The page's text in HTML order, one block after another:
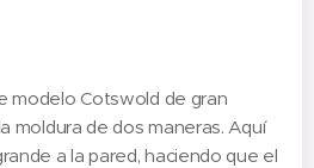
modelo Cotswold de gran
moldura de dos maneras. Aquí
a la pared, haciendo que el